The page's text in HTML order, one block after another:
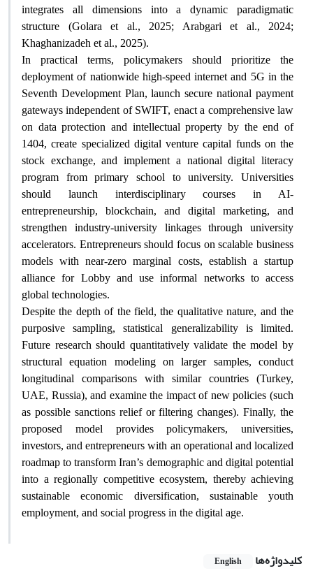
integrates all dimensions into a dynamic paradigmatic
structure (Golara et al., 2025; Arabgari et al., 2024;
Khaghanizadeh et al., 2025).
In practical terms, policymakers should prioritize the
deployment of nationwide high-speed internet and 5G in the
Seventh Development Plan, launch secure national payment
gateways independent of SWIFT, enact a comprehensive law
on data protection and intellectual property by the end of
1404, create specialized digital venture capital funds on the
stock exchange, and implement a national digital literacy
program from primary school to university. Universities
should launch interdisciplinary courses in AI-
entrepreneurship, blockchain, and digital marketing, and
strengthen industry-university linkages through university
accelerators. Entrepreneurs should focus on scalable business
models with near-zero marginal costs, establish a startup
alliance for Lobby and use informal networks to access
global technologies.
Despite the depth of the field, the qualitative nature, and the
purposive sampling, statistical generalizability is limited.
Future research should quantitatively validate the model by
structural equation modeling on larger samples, conduct
longitudinal comparisons with similar countries (Turkey,
UAE, Russia), and examine the impact of new policies (such
as possible sanctions relief or filtering changes). Finally, the
proposed model provides policymakers, universities,
investors, and entrepreneurs with an operational and localized
roadmap to transform Iran’s demographic and digital potential
into a regionally competitive ecosystem, thereby achieving
sustainable economic diversification, sustainable youth
employment, and social progress in the digital age.
کلیدواژه‌ها English